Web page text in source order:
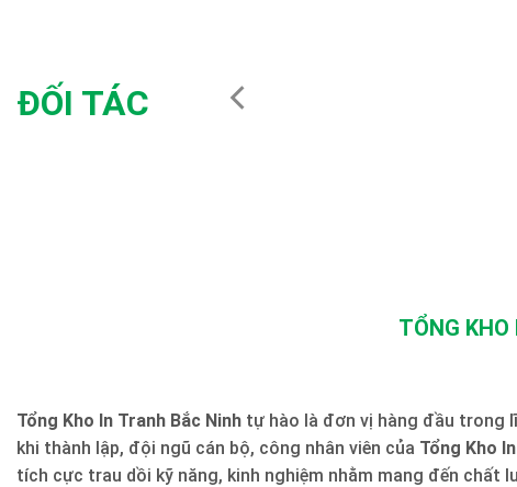
ĐỐI TÁC
TỔNG
Tổng Kho In Tranh Bắc Ninh tự hào là đơn vị hàng đầu trong
khi thành lập, đội ngũ cán bộ, công nhân viên của Tổng Kho
tích cực trau dồi kỹ năng, kinh nghiệm nhằm mang đến chất